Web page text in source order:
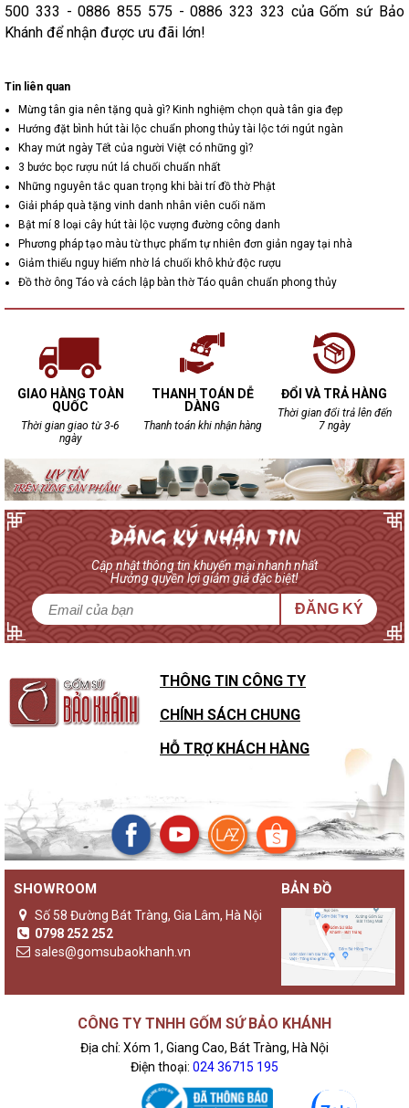
500 333 - 0886 855 575 - 0886 323 323 của Gốm sứ Bảo
Khánh để nhận được ưu đãi lớn!
Tin liên quan
Mừng tân gia nên tặng quà gì? Kinh nghiệm chọn quà tân gia đẹp
Hướng đặt bình hút tài lộc chuẩn phong thủy tài lộc tới ngút ngàn
Khay mứt ngày Tết của người Việt có những gì?
3 bước bọc rượu nút lá chuối chuẩn nhất
Những nguyên tắc quan trọng khi bài trí đồ thờ Phật
Giải pháp quà tặng vinh danh nhân viên cuối năm
Bật mí 8 loại cây hút tài lộc vượng đường công danh
Phương pháp tạo màu từ thực phẩm tự nhiên đơn giản ngay tại nhà
Giảm thiểu nguy hiểm nhờ lá chuối khô khử độc rượu
Đồ thờ ông Táo và cách lập bàn thờ Táo quân chuẩn phong thủy
GIAO HÀNG TOÀN
QUỐC
Thời gian giao từ 3-6
ngày
THANH TOÁN DỄ
DÀNG
Thanh toán khi nhận hàng
ĐỔI VÀ TRẢ HÀNG
Thời gian đổi trả lên đến
7 ngày
Cập nhật thông tin khuyến mại nhanh nhất
Hưởng quyền lợi giảm giá đặc biệt!
ĐĂNG KÝ
THÔNG TIN CÔNG TY
CHÍNH SÁCH CHUNG
HỖ TRỢ KHÁCH HÀNG
SHOWROOM
Số 58 Đường Bát Tràng, Gia Lâm, Hà Nội
0798 252 252
sales@gomsubaokhanh.vn
BẢN ĐỒ
CÔNG TY TNHH GỐM SỨ BẢO KHÁNH
Địa chỉ: Xóm 1, Giang Cao, Bát Tràng, Hà Nội
Điện thoại: 024 36715 195